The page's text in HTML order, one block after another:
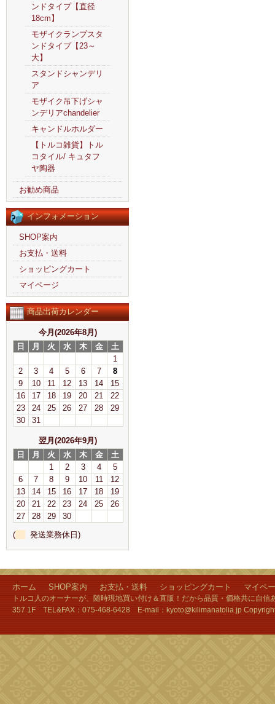
ンドタイプ【直径
18cm】
モザイクランプスタ
ンドタイプ【23～
大】
スタンドシャンデリ
ア
モザイク吊下げシャ
ンデリアchandelier
キャンドルホルダー
【トルコ雑貨】トル
コタイル/ キュタフ
ヤ陶器
お勧め商品
インフォメーション
SHOP案内
お支払・送料
ショッピングカート
マイページ
商品出荷カレンダー
今月(2026年8月)
日
月 火 水 木 金
土
1
2
3 4 5 6 7
8
9
10 11 12 13 14
15
16
17 18 19 20 21
22
23
24 25 26 27 28
29
30
31
翌月(2026年9月)
日
月 火 水 木 金
土
1
2 3 4
5
6
7 8 9 10 11
12
13
14 15 16 17 18
19
20
21 22 23 24 25
26
27
28 29
30
(
発送業務休日)
ホーム SHOP案内 お支払・送料 ショッピングカート マイペ
トルコ人のオーナーが、随時現地買い付け＆直販！だから品質・価格共に自
357 1F TEL&FAX：075-468-6428 E-mail：kyoto@kilimanatolia.jp